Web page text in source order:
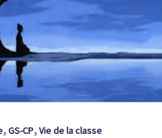
,GS-CP,Vie de la classe